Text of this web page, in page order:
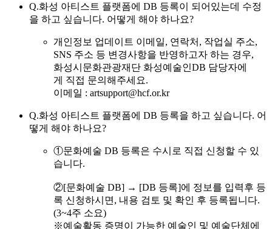
Q.화성 아티스트 플랫폼에 DB 등록이 되어있는데 수정
을 하고 싶습니다. 어떻게 해야 하나요?
개인정보 업데이트 이메일, 연락처, 작업실 주소,
SNS 주소 등 변경사항을 반영하고자 하는 경우,
화성시문화관광재단 화성예술인DB 담당자에
게 직접 문의해주세요.
이메일 : artsupport@hcf.or.kr
Q.화성 아티스트 플랫폼에 DB 등록을 하고 싶습니다. 어
떻게 해야 하나요?
①문화예술 DB 등록은 수시로 직접 신청할 수 있
습니다.
②[문화예술 DB] → [DB 등록]에 정보를 입력후 등
록 신청하시면, 내용 검토 및 확인 후 등록됩니다.
(3~4주 소요)
※예술활동 증명이 가능한 예술인 및 예술단체에